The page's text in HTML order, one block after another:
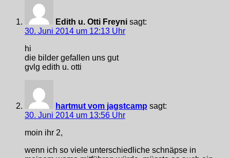
Edith u. Otti Freyni sagt:
30. Juni 2014 um 12:13 Uhr
hi
die bilder gefallen uns gut
gvlg edith u. otti
hartmut vom jagstcamp sagt:
30. Juni 2014 um 13:56 Uhr
moin ihr 2,
wenn ich so viele unterschiedliche schnäpse in